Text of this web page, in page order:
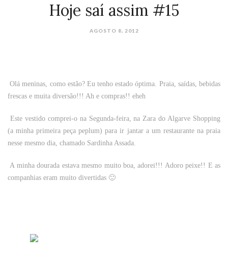
Hoje saí assim #15
AGOSTO 8, 2012
Olá meninas, como estão? Eu tenho estado óptima. Praia, saídas, bebidas
frescas e muita diversão!!! Ah e compras!! eheh
Este vestido comprei-o na Segunda-feira, na Zara do Algarve Shopping
(a minha primeira peça peplum) para ir jantar a um restaurante na praia
nesse mesmo dia, chamado Sardinha Assada.
A minha dourada estava mesmo muito boa, adorei!!! Adoro peixe!! E as
companhias eram muito divertidas 🙂